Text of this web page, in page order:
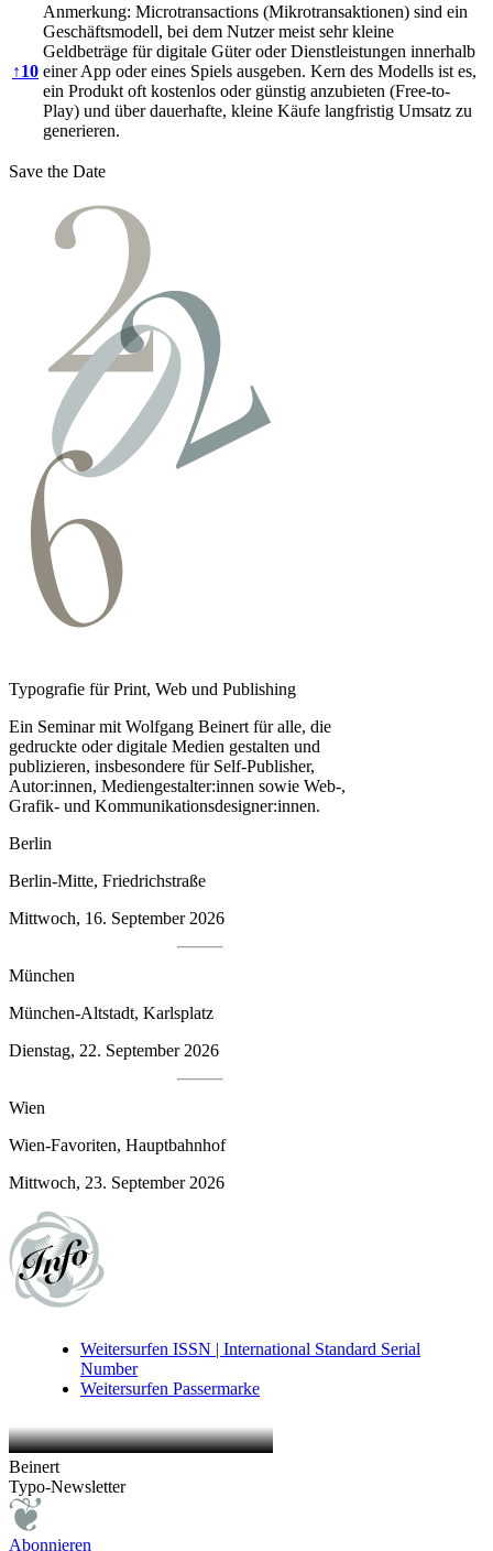
↑10
Anmerkung: Microtransactions (Mikrotransaktionen) sind ein
Geschäftsmodell, bei dem Nutzer meist sehr kleine
Geldbeträge für digitale Güter oder Dienstleistungen innerhalb
einer App oder eines Spiels ausgeben. Kern des Modells ist es,
ein Produkt oft kostenlos oder günstig anzubieten (Free-to-
Play) und über dauerhafte, kleine Käufe langfristig Umsatz zu
generieren.
Save the Date
Typografie für Print, Web und Publishing
Ein Seminar mit Wolfgang Beinert für alle, die
gedruckte oder digitale Medien gestalten und
publizieren, insbesondere für Self-Publisher,
Autor:innen, Medien­gestalter:innen sowie Web-,
Grafik- und Kommunikationsdesigner:innen.
Berlin
Berlin-Mitte, Friedrichstraße
Mittwoch, 16. September 2026
München
München-Altstadt, Karlsplatz
Dienstag, 22. September 2026
Wien
Wien-Favoriten, Hauptbahnhof
Mittwoch, 23. September 2026
Weitersurfen ISSN | International Standard Serial
Number
Weitersurfen Passermarke
Beinert
Typo-Newsletter
Abonnieren